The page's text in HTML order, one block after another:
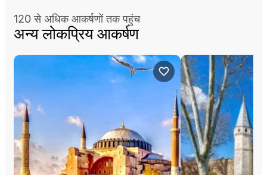
120 से अधिक आकर्षणों तक पहुंच
अन्य लोकप्रिय आकर्षण